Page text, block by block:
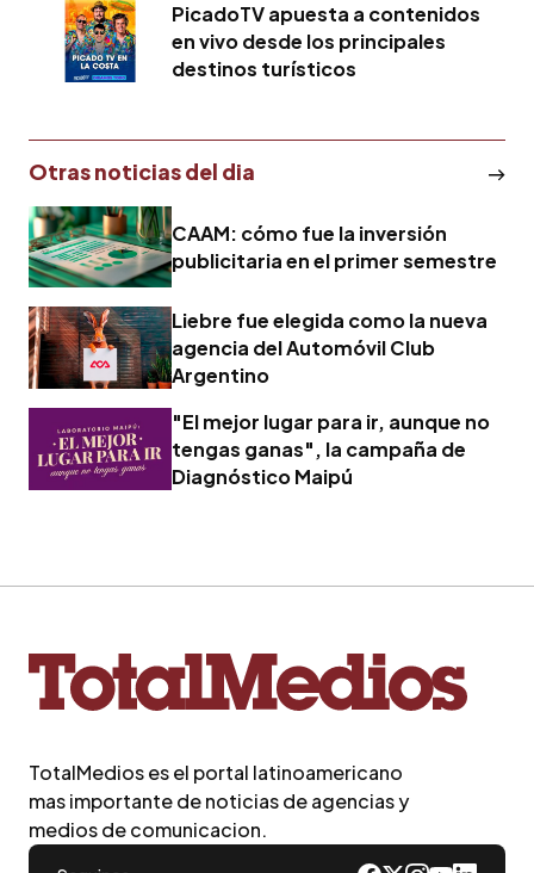
PicadoTV apuesta a contenidos
en vivo desde los principales
destinos turísticos
Otras noticias del dia
CAAM: cómo fue la inversión
publicitaria en el primer semestre
Liebre fue elegida como la nueva
agencia del Automóvil Club
Argentino
"El mejor lugar para ir, aunque no
tengas ganas", la campaña de
Diagnóstico Maipú
TotalMedios es el portal latinoamericano
mas importante de noticias de agencias y
medios de comunicacion.